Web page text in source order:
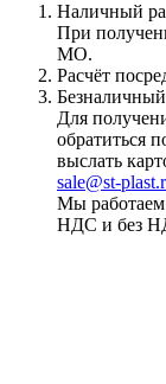
Наличный
При
МО.
Расчёт
Безналичный
Для
обратиться
выслать
sale@st-
Мы
НДС и без